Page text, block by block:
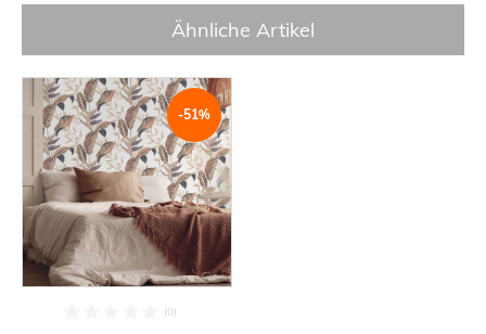
Ähnliche Artikel
-51%